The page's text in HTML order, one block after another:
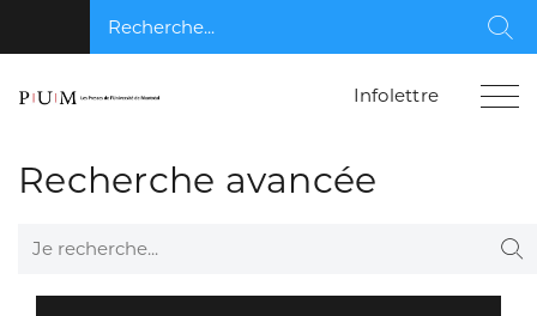
Recherche...
Infolettre
Recherche avancée
Je recherche...